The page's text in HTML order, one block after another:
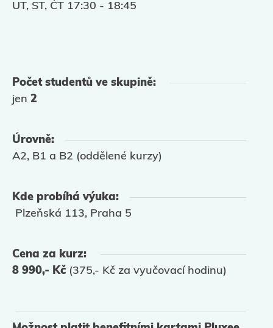
UT, ST, ČT 17:30 - 18:45
Počet studentů ve skupině:
jen 2
Úrovně:
A2, B1 a B2 (oddělené kurzy)
Kde probíhá výuka:
Plzeňská 113, Praha 5
Cena za kurz:
8 990,- Kč (375,- Kč za vyučovací hodinu)